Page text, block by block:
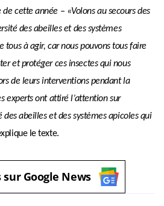
cette année – «Volons au secours des
des abeilles et des systèmes
tous à agir, car nous pouvons tous faire
et protéger ces insectes qui nous
de leurs interventions pendant la
experts ont attiré l’attention sur
abeilles et des systèmes apicoles qui
le texte.
sur Google News